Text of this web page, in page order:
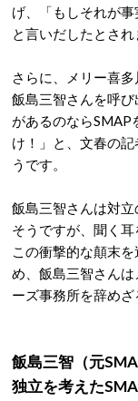
げ、「もしそれが事
と言いだしたとされ
さらに、メリー喜
飯島三智さんを呼
があるのならSMAP
け！」と、文春の
うです。
飯島三智さんは対
そうですが、聞く耳
この衝撃的な顛末
め、飯島三智さん
ーズ事務所を辞めざ
飯島三智（元
独立を考えた